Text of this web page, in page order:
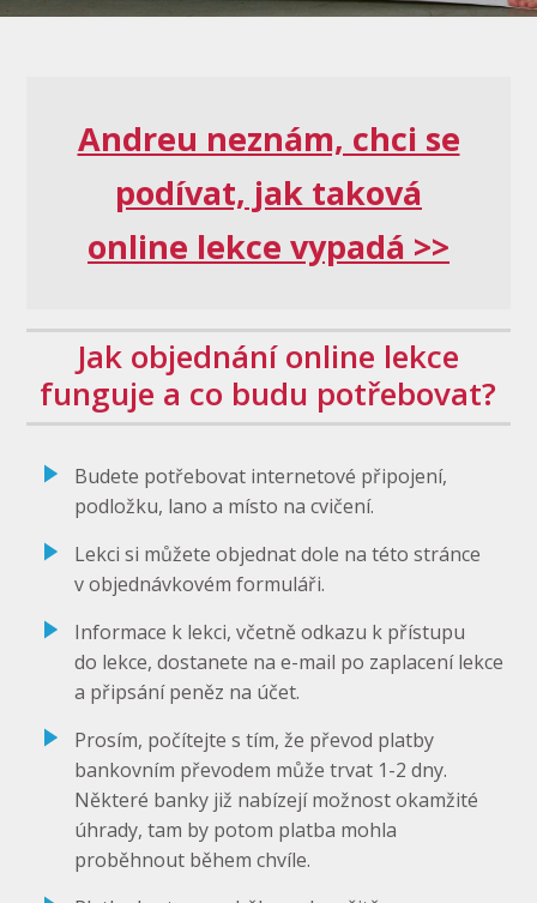
Andreu neznám, chci se
podívat, jak taková
online lekce vypadá >>
Jak objednání online lekce
funguje a co budu potřebovat?
Budete potřebovat internetové připojení,
podložku, lano a místo na cvičení.
Lekci si můžete objednat dole na této stránce
v objednávkovém formuláři.
Informace k lekci, včetně odkazu k přístupu
do lekce, dostanete na e-mail po zaplacení lekce
a připsání peněz na účet.
Prosím, počítejte s tím, že převod platby
bankovním převodem může trvat 1-2 dny.
Některé banky již nabízejí možnost okamžité
úhrady, tam by potom platba mohla
proběhnout během chvíle.